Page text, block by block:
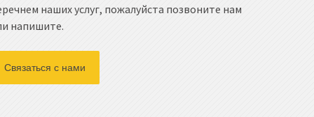
наших услуг, пожалуйста позвоните нам
напишите.
Связаться с нами